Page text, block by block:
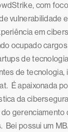
com
vulnerabilidade
em
ocupado
de
de tecnologia,
É apaixonada
da
gerenciamento
Bei possui um